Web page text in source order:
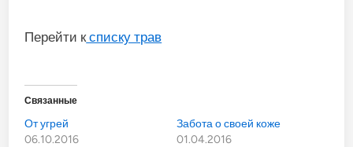
Перейти ксписку трав
Связанные
От угрей
06.10.2016
Забота о своей коже
01.04.2016